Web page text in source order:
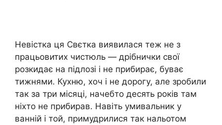
Невістка ця Свєтка виявилася теж не з
працьовитих чистюль — дрібнички свої
розкидає на підлозі і не прибирає, буває
тижнями. Кухню, хоч і не дорогу, але зробили
так за три місяці, начебто десять років там
ніхто не прибирав. Навіть умивальник у
ванній і той, примудрилися так нальотом